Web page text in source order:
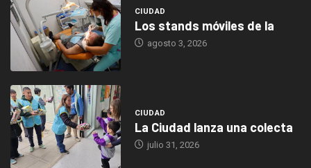
CIUDAD
Los stands móviles de la
agosto 3, 2026
CIUDAD
La Ciudad lanza una colecta
julio 31, 2026